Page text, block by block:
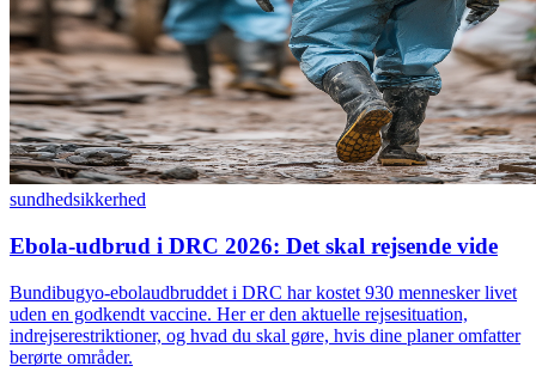
sundhedsikkerhed
Ebola-udbrud i DRC 2026: Det skal rejsende vide
Bundibugyo-ebolaudbruddet i DRC har kostet 930 mennesker livet
uden en godkendt vaccine. Her er den aktuelle rejsesituation,
indrejserestriktioner, og hvad du skal gøre, hvis dine planer omfatter
berørte områder.